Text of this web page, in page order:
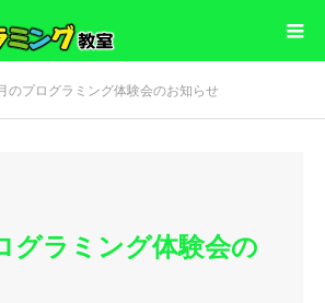
のプログラミング体験会のお知らせ
グラミング体験会の